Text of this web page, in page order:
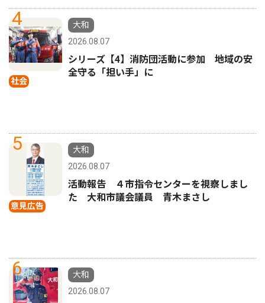
4
社会
大和
2026.08.07
シリーズ【4】消防団活動に参加 地域の安
全守る「担い手」に
5
意見広告
大和
2026.08.07
活動報告 ４市指令センターを視察しまし
た 大和市議会議員 青木まさし
6
大和
2026.08.07